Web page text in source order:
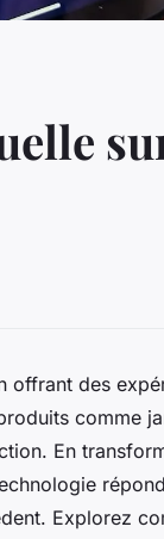
offrant des
comme
En
Explorez